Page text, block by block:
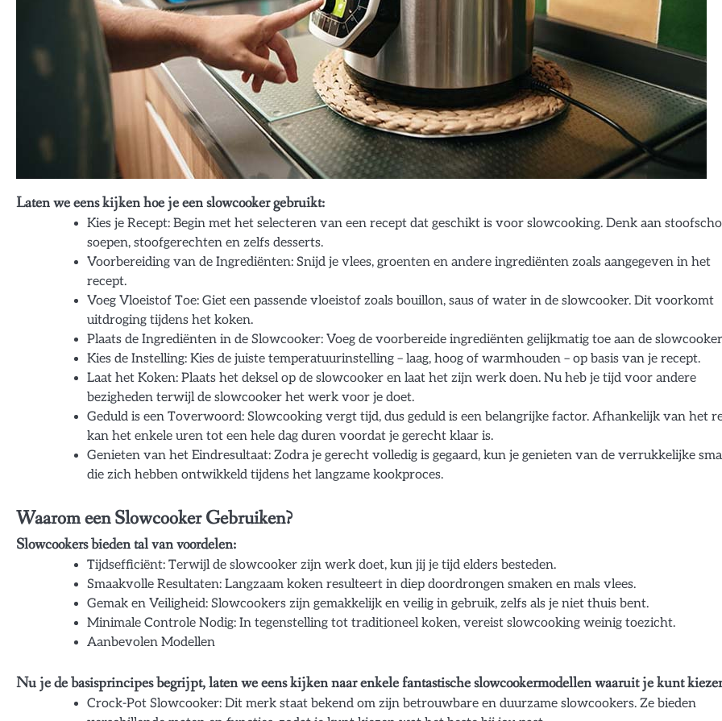
Laten we eens kijken hoe je een slowcooker gebruikt:
Kies je Recept: Begin met het selecteren van een recept dat geschikt is voor slowcooking. Denk aan
soepen, stoofgerechten en zelfs desserts.
Voorbereiding van de Ingrediënten: Snijd je vlees, groenten en andere ingrediënten zoals aangegeven in het
recept.
Voeg Vloeistof Toe: Giet een passende vloeistof zoals bouillon, saus of water in de slowcooker. Dit voorkomt
uitdroging tijdens het koken.
Plaats de Ingrediënten in de Slowcooker: Voeg de voorbereide ingrediënten gelijkmatig toe aan de
Kies de Instelling: Kies de juiste temperatuurinstelling – laag, hoog of warmhouden – op basis van je recept.
Laat het Koken: Plaats het deksel op de slowcooker en laat het zijn werk doen. Nu heb je tijd voor andere
bezigheden terwijl de slowcooker het werk voor je doet.
Geduld is een Toverwoord: Slowcooking vergt tijd, dus geduld is een belangrijke factor. Afhankelijk van het
kan het enkele uren tot een hele dag duren voordat je gerecht klaar is.
Genieten van het Eindresultaat: Zodra je gerecht volledig is gegaard, kun je genieten van de verrukkelijke
die zich hebben ontwikkeld tijdens het langzame kookproces.
Waarom een Slowcooker Gebruiken?
Slowcookers bieden tal van voordelen:
Tijdsefficiënt: Terwijl de slowcooker zijn werk doet, kun jij je tijd elders besteden.
Smaakvolle Resultaten: Langzaam koken resulteert in diep doordrongen smaken en mals vlees.
Gemak en Veiligheid: Slowcookers zijn gemakkelijk en veilig in gebruik, zelfs als je niet thuis bent.
Minimale Controle Nodig: In tegenstelling tot traditioneel koken, vereist slowcooking weinig toezicht.
Aanbevolen Modellen
Nu je de basisprincipes begrijpt, laten we eens kijken naar enkele fantastische slowcookermodellen waaruit je kunt
Crock-Pot Slowcooker: Dit merk staat bekend om zijn betrouwbare en duurzame slowcookers. Ze bieden